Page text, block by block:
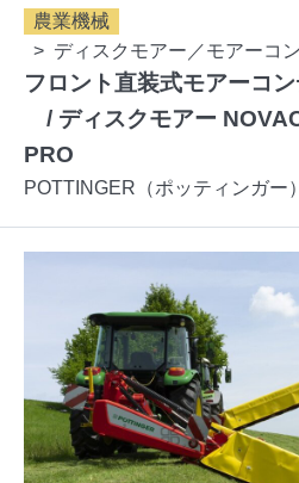
農業機械
ディスクモアー／モアーコ
フロント直装式モアーコ
/ ディスクモアー
PRO
POTTINGER（ポッティンガー）